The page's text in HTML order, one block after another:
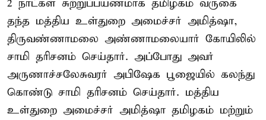
2 நாட்கள் சுற்றுப்பயணமாக தமிழகம் வருகை
தந்த மத்திய உள்துறை அமைச்சர் அமித்ஷா,
திருவண்ணாமலை அண்ணாமலையார் கோயிலில்
சாமி தரிசனம் செய்தார். அப்போது அவர்
அருணாச்சலேசுவரர் அபிஷேக பூஜையில் கலந்து
கொண்டு சாமி தரிசனம் செய்தார். மத்திய
உள்துறை அமைச்சர் அமித்ஷா தமிழகம் மற்றும்